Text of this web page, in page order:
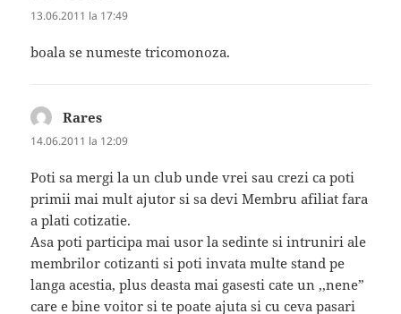
13.06.2011 la 17:49
boala se numeste tricomonoza.
Rares
14.06.2011 la 12:09
Poti sa mergi la un club unde vrei sau crezi ca poti
primii mai mult ajutor si sa devi Membru afiliat fara
a plati cotizatie.
Asa poti participa mai usor la sedinte si intruniri ale
membrilor cotizanti si poti invata multe stand pe
langa acestia, plus deasta mai gasesti cate un ,,nene”
care e bine voitor si te poate ajuta si cu ceva pasari